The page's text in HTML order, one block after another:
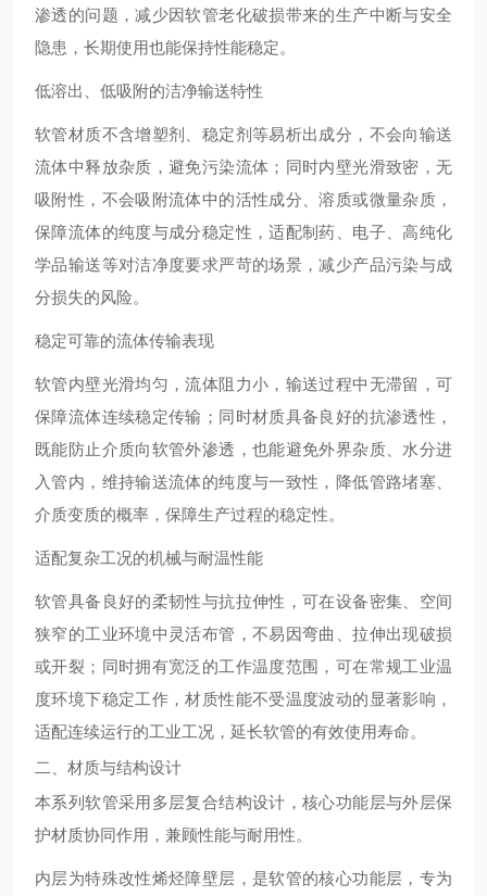
渗透的问题，减少因软管老化破损带来的生产中断与安全
隐患，长期使用也能保持性能稳定。
低溶出、低吸附的洁净输送特性
软管材质不含增塑剂、稳定剂等易析出成分，不会向输送
流体中释放杂质，避免污染流体；同时内壁光滑致密，无
吸附性，不会吸附流体中的活性成分、溶质或微量杂质，
保障流体的纯度与成分稳定性，适配制药、电子、高纯化
学品输送等对洁净度要求严苛的场景，减少产品污染与成
分损失的风险。
稳定可靠的流体传输表现
软管内壁光滑均匀，流体阻力小，输送过程中无滞留，可
保障流体连续稳定传输；同时材质具备良好的抗渗透性，
既能防止介质向软管外渗透，也能避免外界杂质、水分进
入管内，维持输送流体的纯度与一致性，降低管路堵塞、
介质变质的概率，保障生产过程的稳定性。
适配复杂工况的机械与耐温性能
软管具备良好的柔韧性与抗拉伸性，可在设备密集、空间
狭窄的工业环境中灵活布管，不易因弯曲、拉伸出现破损
或开裂；同时拥有宽泛的工作温度范围，可在常规工业温
度环境下稳定工作，材质性能不受温度波动的显著影响，
适配连续运行的工业工况，延长软管的有效使用寿命。
二、材质与结构设计
本系列软管采用多层复合结构设计，核心功能层与外层保
护材质协同作用，兼顾性能与耐用性。
内层为特殊改性烯烃障壁层，是软管的核心功能层，专为